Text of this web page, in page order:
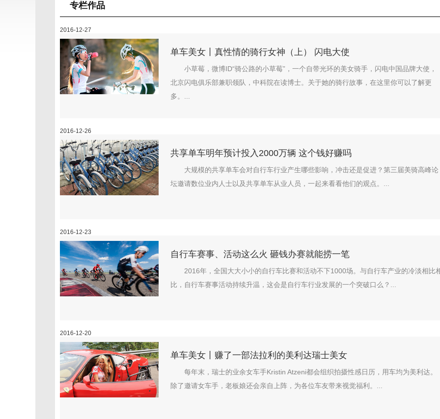
专栏作品
2016-12-27
单车美女丨真性情的骑行女神（上） 闪电大使
小草莓，微博ID“骑公路的小草莓”，一个自带光环的美女骑手，闪电中国品牌大使，
北京闪电俱乐部兼职领队，中科院在读博士。关于她的骑行故事，在这里你可以了解更
多。...
2016-12-26
共享单车明年预计投入2000万辆 这个钱好赚吗
大规模的共享单车会对自行车行业产生哪些影响，冲击还是促进？第三届美骑高峰论
坛邀请数位业内人士以及共享单车从业人员，一起来看看他们的观点。...
2016-12-23
自行车赛事、活动这么火 砸钱办赛就能捞一笔
2016年，全国大大小小的自行车比赛和活动不下1000场。与自行车产业的冷淡相比
比，自行车赛事活动持续升温，这会是自行车行业发展的一个突破口么？...
2016-12-20
单车美女丨赚了一部法拉利的美利达瑞士美女
每年末，瑞士的业余女车手Kristin Atzeni都会组织拍摄性感日历，用车均为美利达。
除了邀请女车手，老板娘还会亲自上阵，为各位车友带来视觉福利。...